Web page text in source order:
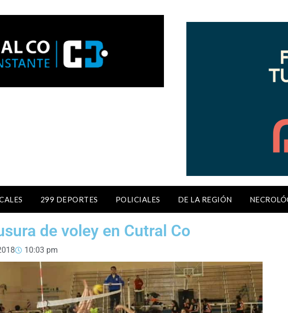
299 DEPORTES POLICIALES DE LA REGIÓN
de voley en Cutral Co
10:03 pm